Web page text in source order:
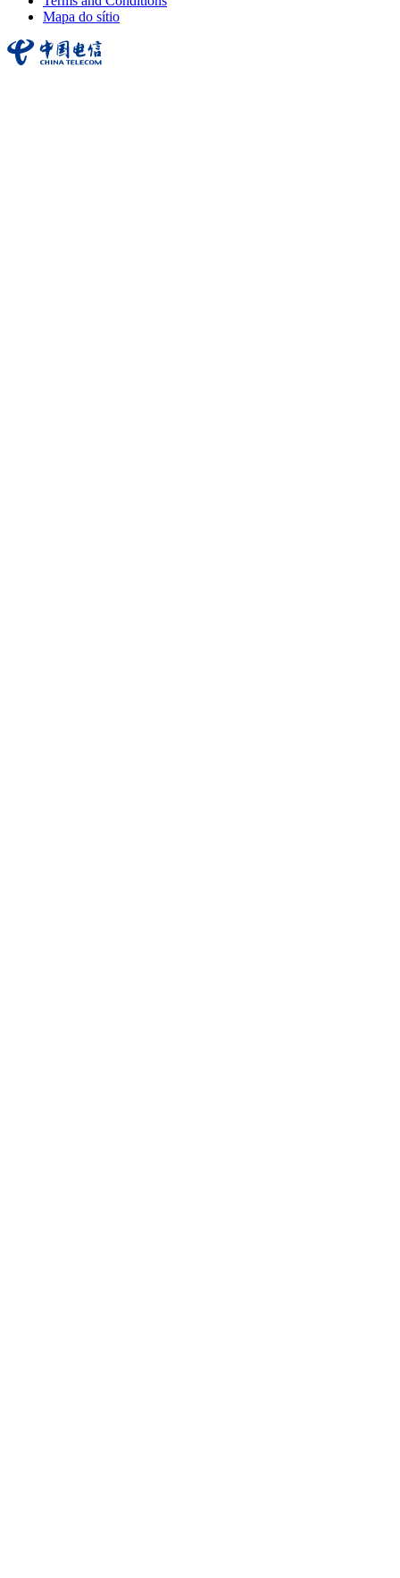
Mapa do sítio